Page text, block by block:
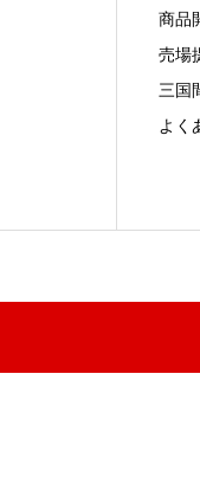
商品
売場
三国
よく